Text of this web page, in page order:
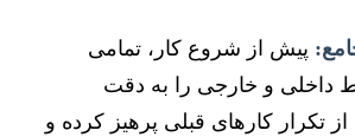
پیش از شروع کار، تمامی
داخلی و خارجی را به دقت
از تکرار کارهای قبلی پرهیز کرده و